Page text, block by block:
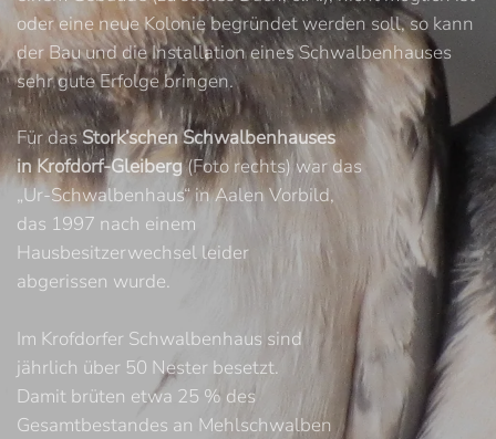
oder eine neue Kolonie begründet werden soll, so kann
der Bau und die Installation eines Schwalbenhauses
sehr gute Erfolge bringen.
Für dasStork’schen Schwalbenhauses
in Krofdorf-Gleiberg(Foto rechts) war das
„Ur-Schwalbenhaus“ in Aalen Vorbild,
das 1997 nach einem
Hausbesitzerwechsel leider
abgerissen wurde.
Im Krofdorfer Schwalbenhaus sind
jährlich über 50 Nester besetzt.
Damit brüten etwa 25 % des
Gesamtbestandes an Mehlschwalben